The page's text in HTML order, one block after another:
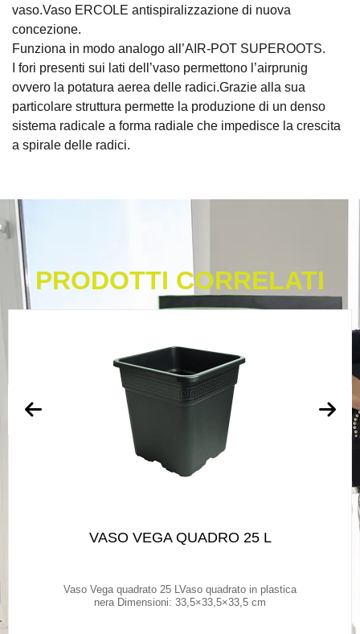
vaso.Vaso ERCOLE antispiralizzazione di nuova
concezione.
Funziona in modo analogo all’AIR-POT SUPEROOTS.
I fori presenti sui lati dell’vaso permettono l’airprunig
ovvero la potatura aerea delle radici.Grazie alla sua
particolare struttura permette la produzione di un denso
sistema radicale a forma radiale che impedisce la crescita
a spirale delle radici.
PRODOTTI CORRELATI
VASO VEGA QUADRO 25 L
Vaso Vega quadrato 25 LVaso quadrato in plastica
nera Dimensioni: 33,5×33,5×33,5 cm